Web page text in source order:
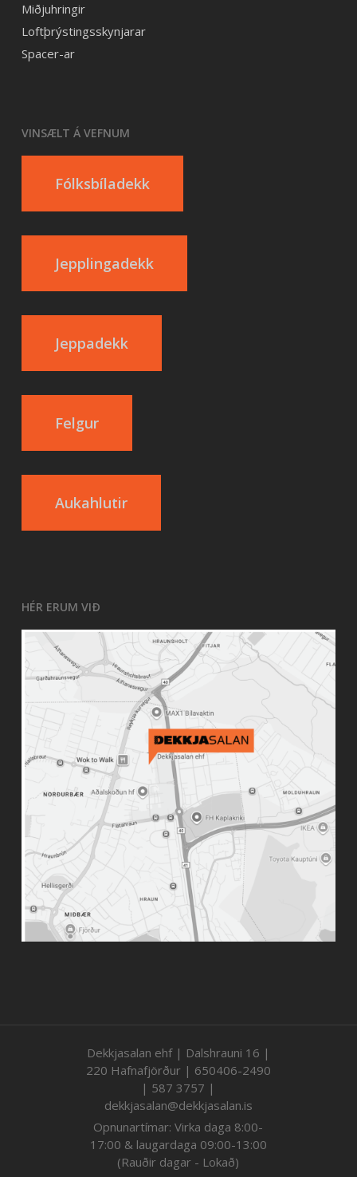
Miðjuhringir
Loftþrýstingsskynjarar
Spacer-ar
VINSÆLT Á VEFNUM
Fólksbíladekk
Jepplingadekk
Jeppadekk
Felgur
Aukahlutir
HÉR ERUM VIÐ
Dekkjasalan ehf | Dalshrauni 16 |
220 Hafnafjörður | 650406-2490
| 587 3757 |
dekkjasalan@dekkjasalan.is
Opnunartímar: Virka daga 8:00-
17:00 & laugardaga 09:00-13:00
(Rauðir dagar - Lokað)